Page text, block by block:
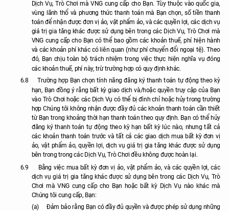
Dịch Vụ, Trò Chơi mà VNG cung cấp cho Bạn. Tùy thuộc vào quốc gia,
vùng lãnh thổ và phương thức thanh toán mà Bạn chọn, số tiền thanh
toán để nhận được đơn vị ảo, vật phẩm ảo, và các quyền lợi, các dịch vụ
giá trị gia tăng khác được sử dụng bên trong các Dịch Vụ, Trò Chơi mà
VNG cung cấp cho Bạn có thể bao gồm các khoản thuế, phí hiện hành
và các khoản phí khác có liên quan (như phí chuyển đổi ngoại tệ). Theo
đó, Bạn chịu toàn bộ trách nhiệm trong việc thực hiện nghĩa vụ đóng
các khoản thuế, phí này, trừ trường hợp có quy định khác.
6.8
Trường hợp Bạn chọn tính năng đăng ký thanh toán tự động theo kỳ
hạn, Bạn đồng ý rằng bất kỳ giao dịch và/hoặc quyền truy cập của Bạn
vào Trò Chơi hoặc các Dịch Vụ có thể bị đình chỉ hoặc hủy trong trường
hợp Chúng tôi không nhận được đầy đủ các khoản thanh toán cần thiết
từ Bạn trong khoảng thời hạn thanh toán theo quy định. Bạn có thể hủy
đăng ký thanh toán tự động theo kỳ hạn bất kỳ lúc nào, nhưng tất cả
các khoản thanh toán trước và tất cả các giao dịch mua bất kỳ đơn vị
ảo, vật phẩm ảo, quyền lợi, dịch vụ giá trị gia tăng khác được sử dụng
bên trong trong các Dịch Vụ, Trò Chơi đều không được hoàn lại.
6.9
Bằng việc mua bất kỳ đơn vị ảo, vật phẩm ảo, và các quyền lợi, các
dịch vụ giá trị gia tăng khác được sử dụng bên trong các Dịch Vụ, Trò
Chơi mà VNG cung cấp cho Bạn hoặc bất kỳ Dịch Vụ nào khác mà
Chúng tôi cung cấp, Bạn:
(a)
Đảm bảo rằng Bạn có đầy đủ quyền và được phép sử dụng những